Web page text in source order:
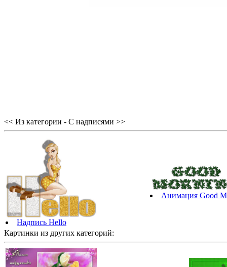
<< Из категории - С надписями >>
Надпись Hello
Анимация Good
Картинки из других категорий: